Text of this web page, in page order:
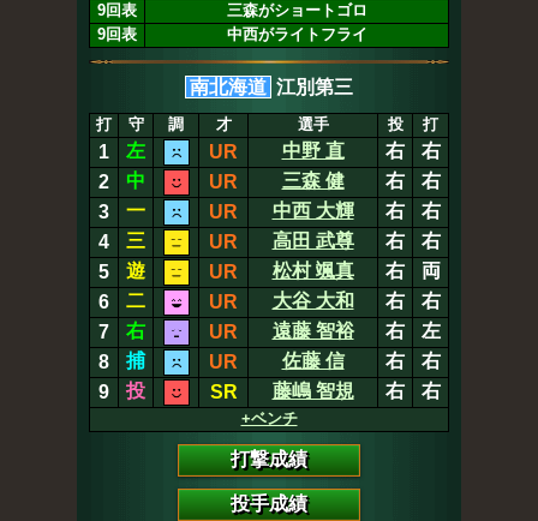
9回表
三森がショートゴロ
9回表
中西がライトフライ
南北海道 江別第三
打 守 調 才 選手 投 打
1 左 UR 中野 直 右
右
2
中 UR 三森 健 右
右
3
一 UR 中西 大輝 右
右
4
三 UR 高田 武尊 右
右
5
遊 UR 松村 颯真 右
両
6
二 UR 大谷 大和 右
右
7
右 UR 遠藤 智裕 右
左
8
捕 UR 佐藤 信 右
右
9
投 SR 藤嶋 智規 右 右
+ベンチ
打撃成績
投手成績